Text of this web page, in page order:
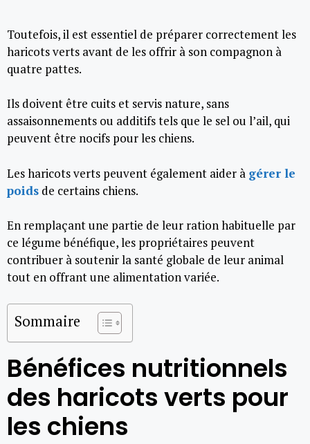
Toutefois, il est essentiel de préparer correctement les
haricots verts avant de les offrir à son compagnon à
quatre pattes.
Ils doivent être cuits et servis nature, sans
assaisonnements ou additifs tels que le sel ou l’ail, qui
peuvent être nocifs pour les chiens.
Les haricots verts peuvent également aider à gérer le
poids de certains chiens.
En remplaçant une partie de leur ration habituelle par
ce légume bénéfique, les propriétaires peuvent
contribuer à soutenir la santé globale de leur animal
tout en offrant une alimentation variée.
Sommaire
Bénéfices nutritionnels
des haricots verts pour
les chiens